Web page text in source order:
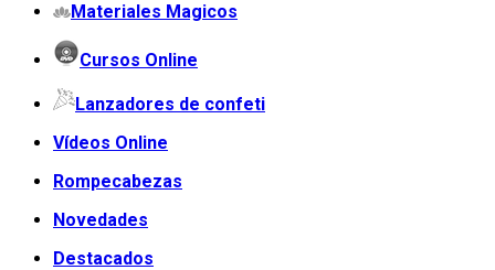
Materiales Magicos
Cursos Online
Lanzadores de confeti
Vídeos Online
Rompecabezas
Novedades
Destacados